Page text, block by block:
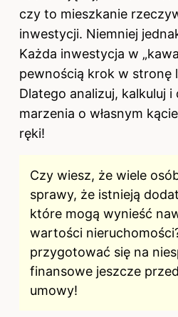
czy to mieszkanie
inwestycji. Niemniej
Każda inwestycja w
pewnością krok w stronę
Dlatego analizuj, kalkuluj i
marzenia o własnym
ręki!
Czy wiesz, że wiele
sprawy, że istnieją
które mogą wynieść
wartości nieruchomości
przygotować się na
finansowe jeszcze
umowy!